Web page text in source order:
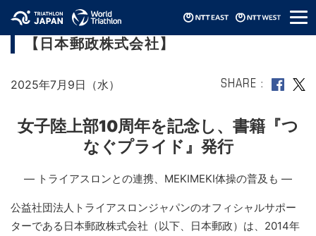
メ
ニ
トライアスロンを支えるもう一つの挑戦─
【日本郵政株式会社】
2025年7月9日（水） SHARE
女子陸上部10周年を記念し、書籍『つ
なぐプライド』発行
― トライアスロンとの連携、MEKIMEKI体操の普及も ―
公益社団法人トライアスロンジャパンのオフィシャルサポー
ターである日本郵政株式会社（以下、日本郵政）は、2014年